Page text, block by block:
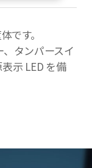
です。
タンパースイ
示 LED を備